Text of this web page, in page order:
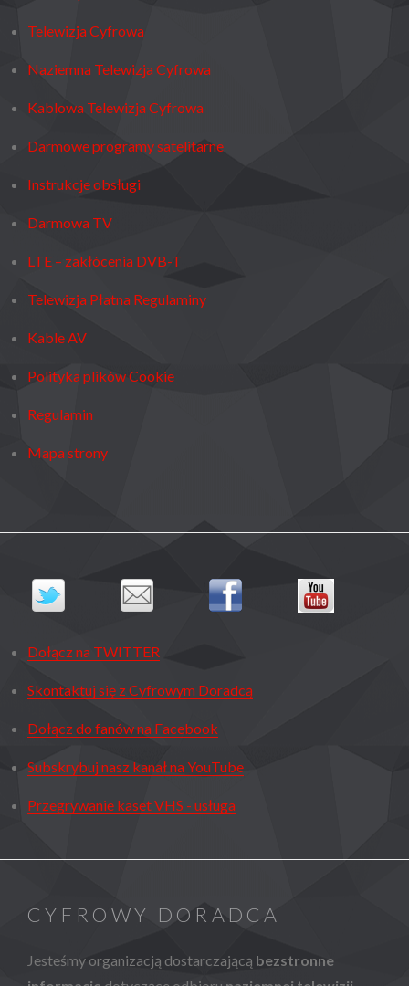
Telewizja Cyfrowa
Naziemna Telewizja Cyfrowa
Kablowa Telewizja Cyfrowa
Darmowe programy satelitarne
Instrukcje obsługi
Darmowa TV
LTE – zakłócenia DVB-T
Telewizja Płatna Regulaminy
Kable AV
Polityka plików Cookie
Regulamin
Mapa strony
Dołącz na TWITTER
Skontaktuj się z Cyfrowym Doradcą
Dołącz do fanów na Facebook
Subskrybuj nasz kanał na YouTube
Przegrywanie kaset VHS - usługa
CYFROWY DORADCA
Jesteśmy organizacją dostarczającą bezstronne